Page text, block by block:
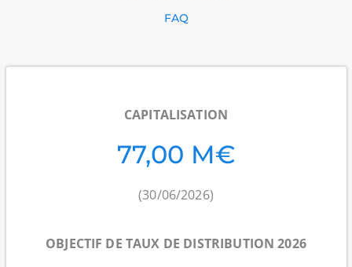
FAQ
CAPITALISATION
77,00 M€
(30/06/2026)
OBJECTIF DE TAUX DE DISTRIBUTION 2026